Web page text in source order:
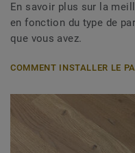
En savoir plus sur la
en fonction du type de
que vous avez.
COMMENT INSTALLER LE